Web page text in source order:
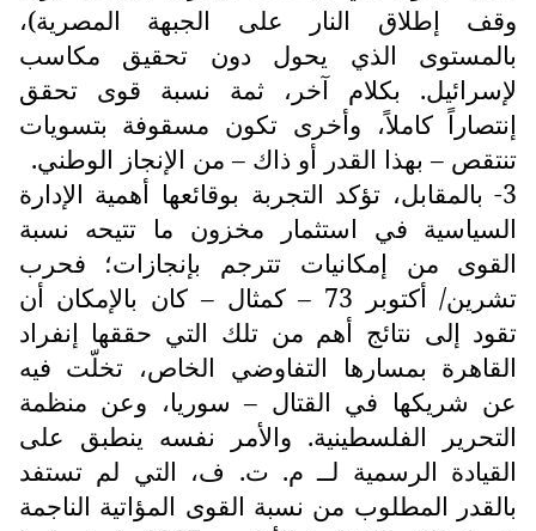
وقف إطلاق النار على الجبهة المصرية)،
بالمستوى الذي يحول دون تحقيق مكاسب
لإسرائيل. بكلام آخر، ثمة نسبة قوى تحقق
إنتصاراً كاملاً، وأخرى تكون مسقوفة بتسويات
تنتقص – بهذا القدر أو ذاك – من الإنجاز الوطني.
3- بالمقابل، تؤكد التجربة بوقائعها أهمية الإدارة
السياسية في استثمار مخزون ما تتيحه نسبة
القوى من إمكانيات تترجم بإنجازات؛ فحرب
تشرين/ أكتوبر 73 – كمثال – كان بالإمكان أن
تقود إلى نتائج أهم من تلك التي حققها إنفراد
القاهرة بمسارها التفاوضي الخاص، تخلّت فيه
عن شريكها في القتال – سوريا، وعن منظمة
التحرير الفلسطينية. والأمر نفسه ينطبق على
القيادة الرسمية لــ م. ت. ف، التي لم تستفد
بالقدر المطلوب من نسبة القوى المؤاتية الناجمة